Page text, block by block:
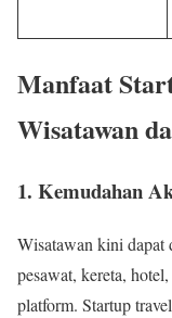
Manfaat
Wisatawan
1. Kemudahan
Wisatawan kini dapat
pesawat, kereta,
platform. Startup